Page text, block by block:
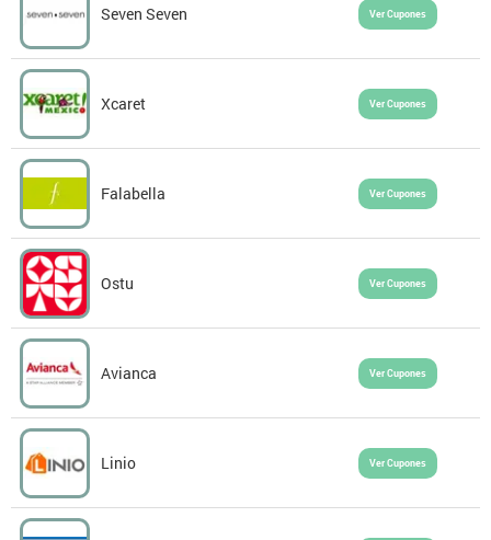
Seven Seven Ver Cupones
Xcaret Ver Cupones
Falabella Ver Cupones
Ostu Ver Cupones
Avianca Ver Cupones
Linio Ver Cupones